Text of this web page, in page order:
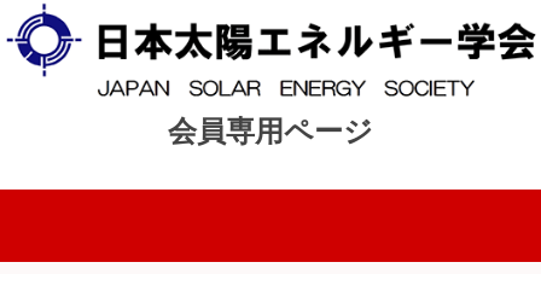
会員専用ページ
コンテンツへスキップ